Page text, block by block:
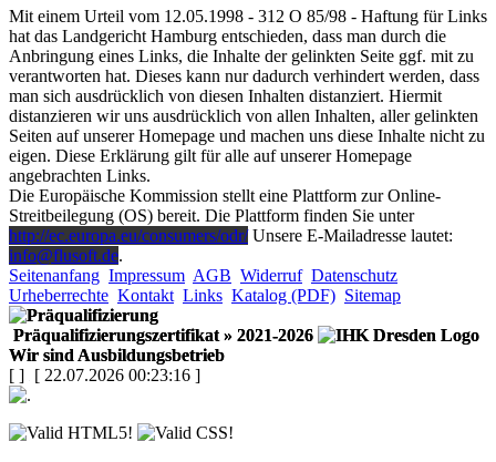
Mit einem Urteil vom 12.05.1998 - 312 O 85/98 - Haftung für Links
hat das Landgericht Hamburg entschieden, dass man durch die
Anbringung eines Links, die Inhalte der gelinkten Seite ggf. mit zu
verantworten hat. Dieses kann nur dadurch verhindert werden, dass
man sich ausdrücklich von diesen Inhalten distanziert. Hiermit
distanzieren wir uns ausdrücklich von allen Inhalten, aller gelinkten
Seiten auf unserer Homepage und machen uns diese Inhalte nicht zu
eigen. Diese Erklärung gilt für alle auf unserer Homepage
angebrachten Links.
Die Europäische Kommission stellt eine Plattform zur Online-
Streitbeilegung (OS) bereit. Die Plattform finden Sie unter
http://ec.europa.eu/consumers/odr/Unsere E-Mailadresse lautet:
info@flusoft.de.
Seitenanfang Impressum AGB Widerruf Datenschutz
Urheberrechte Kontakt Links Katalog (PDF) Sitemap
Präqualifizierungszertifikat » 2021-2026
Wir sind Ausbildungsbetrieb
[ ] [ 22.07.2026 00:23:16 ]